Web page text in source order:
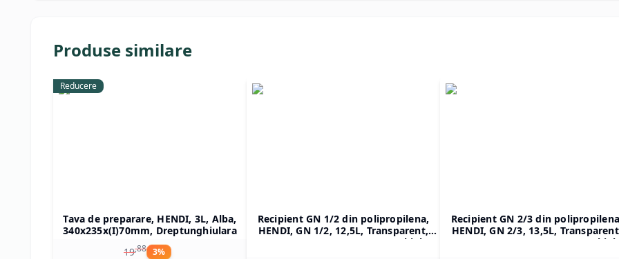
Produse similare
Reducere
Tava de preparare, HENDI, 3L, Alba,
340x235x(I)70mm, Dreptunghiulara
19,88 3%
Recipient GN 1/2 din polipropilena,
HENDI, GN 1/2, 12,5L, Transparent,
325x265x(H)200mm, Dreptunghiular
Recipient GN 2/3 din
HENDI, GN 2/3, 13,5L,
354x325x(H)150mm, Dreptunghiular